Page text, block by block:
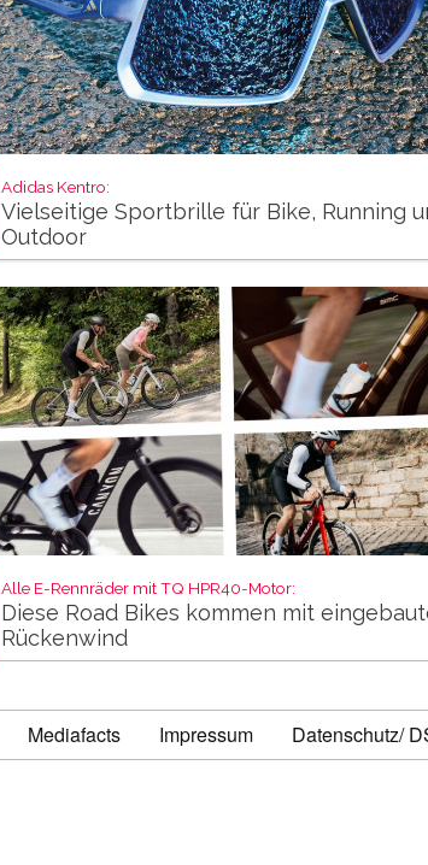
Adidas Kentro:
Vielseitige Sportbrille für Bike, Running
Outdoor
Alle E-Rennräder mit TQ HPR40-Motor:
Diese Road Bikes kommen mit
Rückenwind
Mediafacts Impressum Datenschutz/